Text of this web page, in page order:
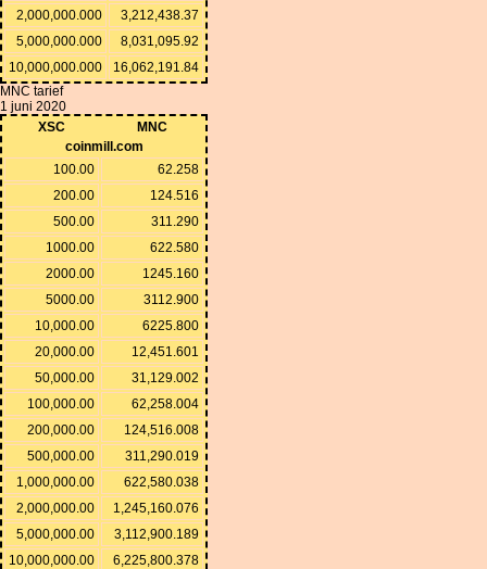
2,000,000.000
3,212,438.37
5,000,000.000
8,031,095.92
10,000,000.000
16,062,191.84
MNC tarief
1 juni 2020
XSC
MNC
coinmill.com
100.00
62.258
200.00
124.516
500.00
311.290
1000.00
622.580
2000.00
1245.160
5000.00
3112.900
10,000.00
6225.800
20,000.00
12,451.601
50,000.00
31,129.002
100,000.00
62,258.004
200,000.00
124,516.008
500,000.00
311,290.019
1,000,000.00
622,580.038
2,000,000.00
1,245,160.076
5,000,000.00
3,112,900.189
10,000,000.00
6,225,800.378